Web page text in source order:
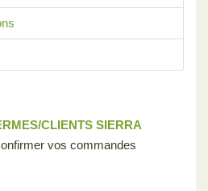
CLIENTS SIERRA
vos commandes